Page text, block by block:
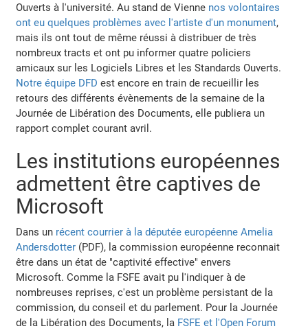
Ouverts à l'université. Au stand de Vienne nos volontaires
ont eu quelques problèmes avec l'artiste d'un monument,
mais ils ont tout de même réussi à distribuer de très
nombreux tracts et ont pu informer quatre policiers
amicaux sur les Logiciels Libres et les Standards Ouverts.
Notre équipe DFD est encore en train de recueillir les
retours des différents évènements de la semaine de la
Journée de Libération des Documents, elle publiera un
rapport complet courant avril.
Les institutions européennes
admettent être captives de
Microsoft
Dans un récent courrier à la députée européenne Amelia
Andersdotter (PDF), la commission européenne reconnait
être dans un état de "captivité effective" envers
Microsoft. Comme la FSFE avait pu l'indiquer à de
nombreuses reprises, c'est un problème persistant de la
commission, du conseil et du parlement. Pour la Journée
de la Libération des Documents, la FSFE et l'Open Forum